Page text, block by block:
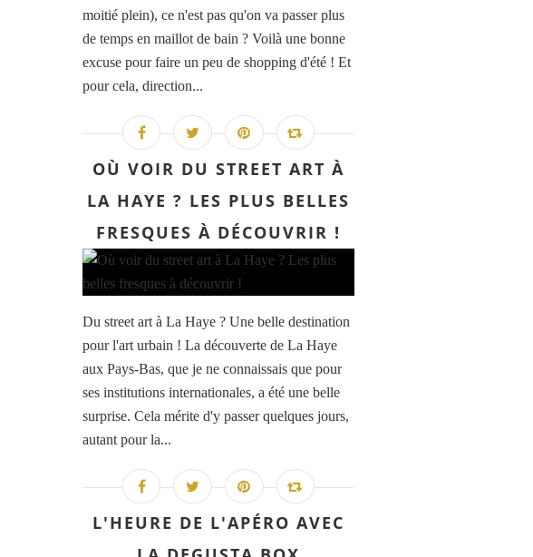
moitié plein), ce n'est pas qu'on va passer plus
de temps en maillot de bain ? Voilà une bonne
excuse pour faire un peu de shopping d'été ! Et
pour cela, direction...
OÙ VOIR DU STREET ART À
LA HAYE ? LES PLUS BELLES
FRESQUES À DÉCOUVRIR !
Du street art à La Haye ? Une belle destination
pour l'art urbain ! La découverte de La Haye
aux Pays-Bas, que je ne connaissais que pour
ses institutions internationales, a été une belle
surprise. Cela mérite d'y passer quelques jours,
autant pour la...
L'HEURE DE L'APÉRO AVEC